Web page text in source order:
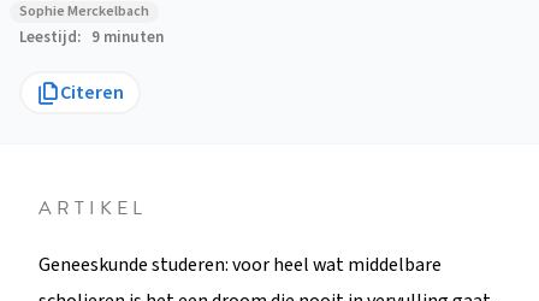
Sophie Merckelbach
Leestijd 9 minuten
Citeren
ARTIKEL
Geneeskunde studeren: voor heel wat middelbare